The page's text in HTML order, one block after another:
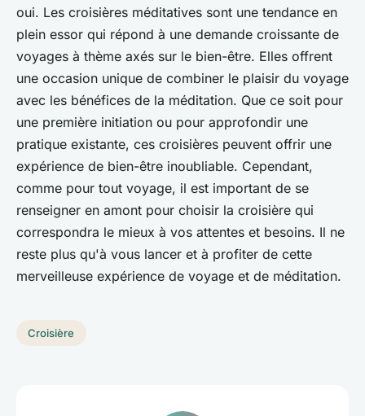
oui. Les croisières méditatives sont une tendance en
plein essor qui répond à une demande croissante de
voyages à thème axés sur le bien-être. Elles offrent
une occasion unique de combiner le plaisir du voyage
avec les bénéfices de la méditation. Que ce soit pour
une première initiation ou pour approfondir une
pratique existante, ces croisières peuvent offrir une
expérience de bien-être inoubliable. Cependant,
comme pour tout voyage, il est important de se
renseigner en amont pour choisir la croisière qui
correspondra le mieux à vos attentes et besoins. Il ne
reste plus qu'à vous lancer et à profiter de cette
merveilleuse expérience de voyage et de méditation.
Croisière